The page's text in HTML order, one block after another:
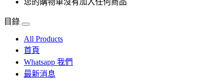
您的購物車沒有加入任何商品
目錄
All Products
首頁
Whatsapp 我們
最新消息